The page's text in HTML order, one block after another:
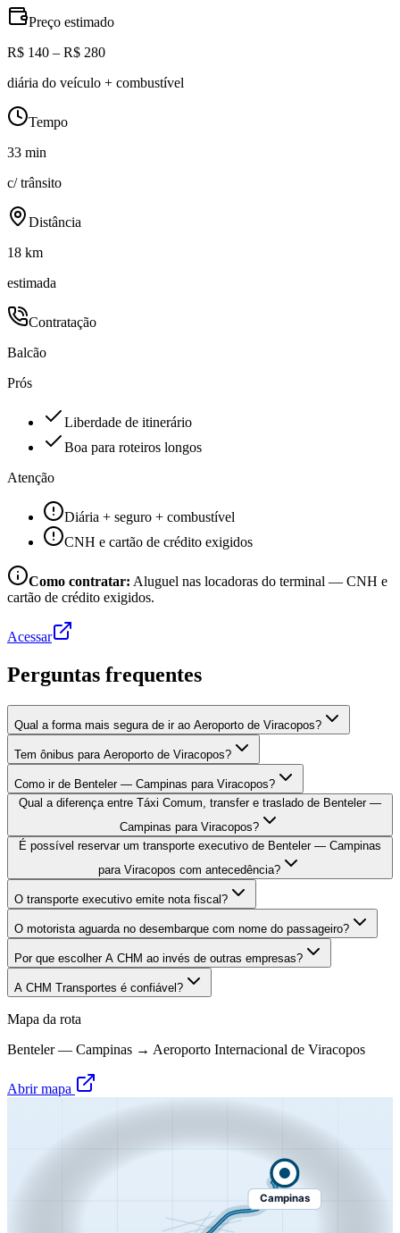
Preço estimado
R$ 140 – R$ 280
diária do veículo + combustível
Tempo
33 min
c/ trânsito
Distância
18 km
estimada
Contratação
Balcão
Prós
Liberdade de itinerário
Boa para roteiros longos
Atenção
Diária + seguro + combustível
CNH e cartão de crédito exigidos
Como contratar: Aluguel nas locadoras do terminal — CNH e
cartão de crédito exigidos.
Acessar
Perguntas frequentes
Qual a forma mais segura de ir ao Aeroporto de Viracopos?
Tem ônibus para Aeroporto de Viracopos?
Como ir de Benteler — Campinas para Viracopos?
Qual a diferença entre Táxi Comum, transfer e traslado de Benteler —
Campinas para Viracopos?
É possível reservar um transporte executivo de Benteler — Campinas
para Viracopos com antecedência?
O transporte executivo emite nota fiscal?
O motorista aguarda no desembarque com nome do passageiro?
Por que escolher A CHM ao invés de outras empresas?
A CHM Transportes é confiável?
Mapa da rota
Benteler — Campinas → Aeroporto Internacional de Viracopos
Abrir mapa
Campinas